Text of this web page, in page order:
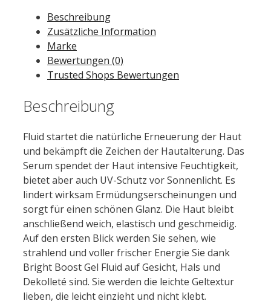
Beschreibung
Zusätzliche Information
Marke
Bewertungen (0)
Trusted Shops Bewertungen
Beschreibung
Fluid startet die natürliche Erneuerung der Haut
und bekämpft die Zeichen der Hautalterung. Das
Serum spendet der Haut intensive Feuchtigkeit,
bietet aber auch UV-Schutz vor Sonnenlicht. Es
lindert wirksam Ermüdungserscheinungen und
sorgt für einen schönen Glanz. Die Haut bleibt
anschließend weich, elastisch und geschmeidig.
Auf den ersten Blick werden Sie sehen, wie
strahlend und voller frischer Energie Sie dank
Bright Boost Gel Fluid auf Gesicht, Hals und
Dekolleté sind. Sie werden die leichte Geltextur
lieben, die leicht einzieht und nicht klebt.